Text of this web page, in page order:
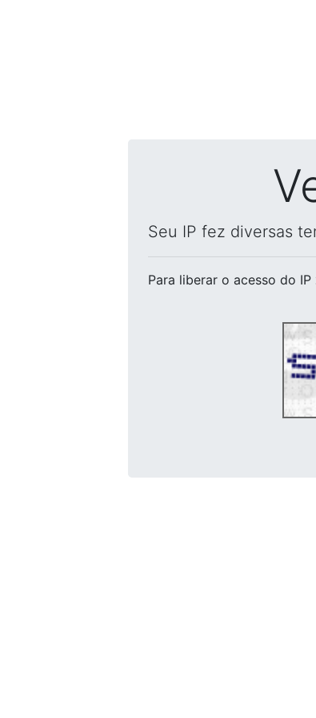
Seu IP fez diversas
Para liberar o acesso do IP